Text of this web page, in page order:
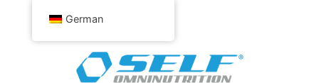
German